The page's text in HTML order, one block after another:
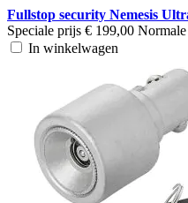
Fullstop security Nemesis
Speciale prijs € 199,00
In winkelwagen